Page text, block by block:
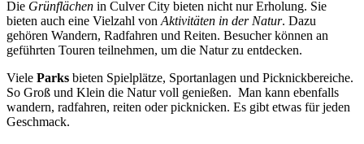
Die Grünflächen in Culver City bieten nicht nur Erholung. Sie
bieten auch eine Vielzahl von Aktivitäten in der Natur. Dazu
gehören Wandern, Radfahren und Reiten. Besucher können an
geführten Touren teilnehmen, um die Natur zu entdecken.
Viele Parks bieten Spielplätze, Sportanlagen und Picknickbereiche.
So Groß und Klein die Natur voll genießen. Man kann ebenfalls
wandern, radfahren, reiten oder picknicken. Es gibt etwas für jeden
Geschmack.